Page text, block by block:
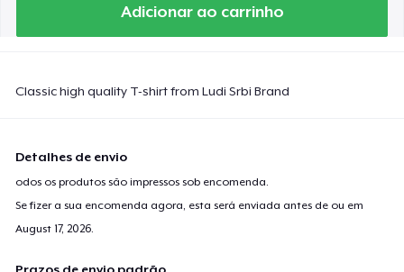
Adicionar ao carrinho
Classic high quality T-shirt from Ludi Srbi Brand
Detalhes de envio
odos os produtos são impressos sob encomenda.
Se fizer a sua encomenda agora, esta será enviada antes de ou em
August 17, 2026
Prazos de envio padrão